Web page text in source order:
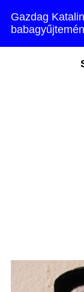
Gazdag